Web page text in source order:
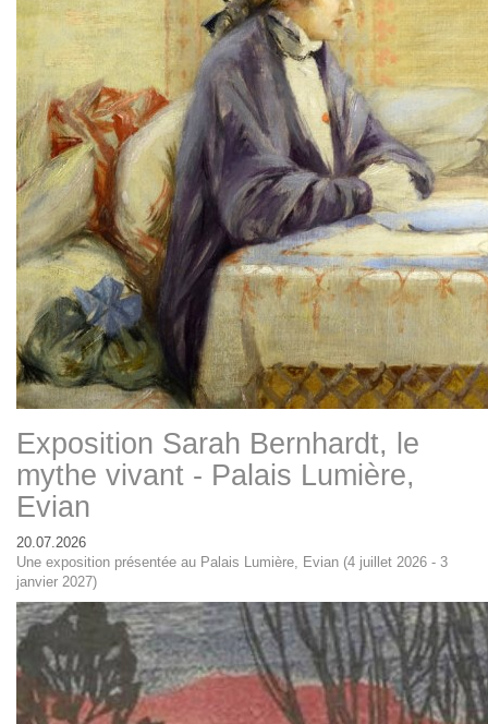
Exposition Sarah Bernhardt, le
mythe vivant - Palais Lumière,
Evian
20.07.2026
Une exposition présentée au Palais Lumière, Evian (4 juillet 2026 - 3
janvier 2027)